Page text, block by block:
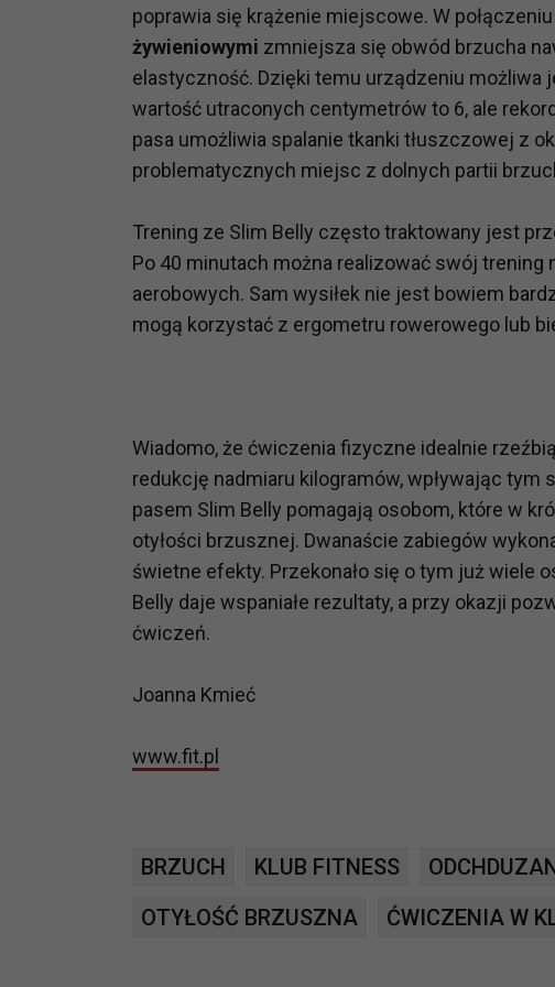
poprawia się krążenie miejscowe. W
żywieniowymi zmniejsza się obwód brzucha
elastyczność. Dzięki temu urządzeniu
wartość utraconych centymetrów to 6, ale
pasa umożliwia spalanie tkanki tłuszczowej z
problematycznych miejsc z dolnych partii
Trening ze Slim Belly często traktowany jest
Po 40 minutach można realizować swój
aerobowych. Sam wysiłek nie jest bowiem
mogą korzystać z ergometru rowerowego lub
Wiadomo, że ćwiczenia fizyczne idealnie
redukcję nadmiaru kilogramów, wpływając tym
pasem Slim Belly pomagają osobom, które w
otyłości brzusznej. Dwanaście zabiegów
świetne efekty. Przekonało się o tym już wiele
Belly daje wspaniałe rezultaty, a przy okazji
ćwiczeń.
Joanna Kmieć
www.fit.pl
BRZUCH KLUB FITNESS
OTYŁOŚĆ BRZUSZNA
ĆWICZENIA W
potrzebom
Komu możemy przekazać dane?
Zgodnie z obowiązującym prawem
np. agencjom marketingowym,
obowiązującego prawa np. sądy lub
prawną. Pragniemy też wspomnieć, że
Jakie masz prawa w stosunku do
Masz między innymi prawo do żądania
także wycofać zgodę na przetwarzanie
szczegółowo tutaj.
Podstawą prawną przetwarzania
analizowania ich i udoskonalania oraz
(tymi umowami są zazwyczaj regulaminy
prawną dla pomiarów statystycznych i
Przetwarzanie Twoich danych w celach
zgody.